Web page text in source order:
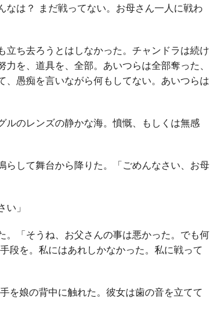
は？ まだ戦ってない。お母さん一人に戦わ
ち去ろうとはしなかった。チャンドラは続け
を、道具を、全部。あいつらは全部奪った、
愚痴を言いながら何もしてない。あいつらは
のレンズの静かな海。憤慨、もしくは無感
して舞台から降りた。「ごめんなさい、お母
」
「そうね、お父さんの事は悪かった。でも何
段を。私にはあれしかなかった。私に戦って
娘の背中に触れた。彼女は歯の音を立てて